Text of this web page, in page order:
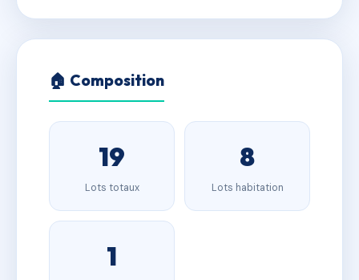
🏠 Composition
19
Lots totaux
8
Lots habitation
1